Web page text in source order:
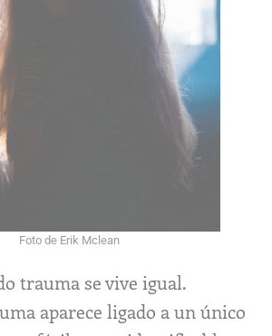
Foto de Erik Mclean
trauma se vive igual.
aparece ligado a un único